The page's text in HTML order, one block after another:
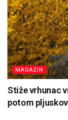
MAGAZIN
Stiže vrhunac
potom